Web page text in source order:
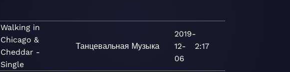
Walking in
Chicago &
Cheddar -
Single
Танцевальная Музыка
2019-
12-
06
2:17